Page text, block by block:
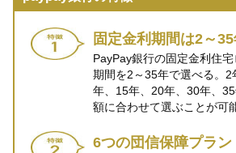
固定金利期間は2～
PayPay銀行の固定金利住
期間を2～35年で選べる。
年、15年、20年、30年、
額に合わせて選ぶことが可
6つの団信保障プラン